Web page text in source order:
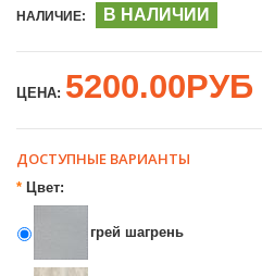
НАЛИЧИЕ:
В НАЛИЧИИ
ЦЕНА: 5200.00РУБ
ДОСТУПНЫЕ ВАРИАНТЫ
* Цвет:
грей шагрень